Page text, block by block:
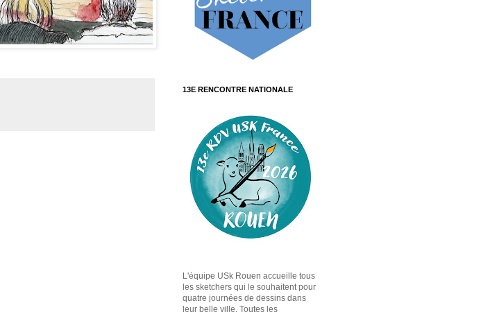
13E RENCONTRE NATIONALE
L'équipe USk Rouen accueille tous
les sketchers qui le souhaitent pour
quatre journées de dessins dans
leur belle ville. Toutes les